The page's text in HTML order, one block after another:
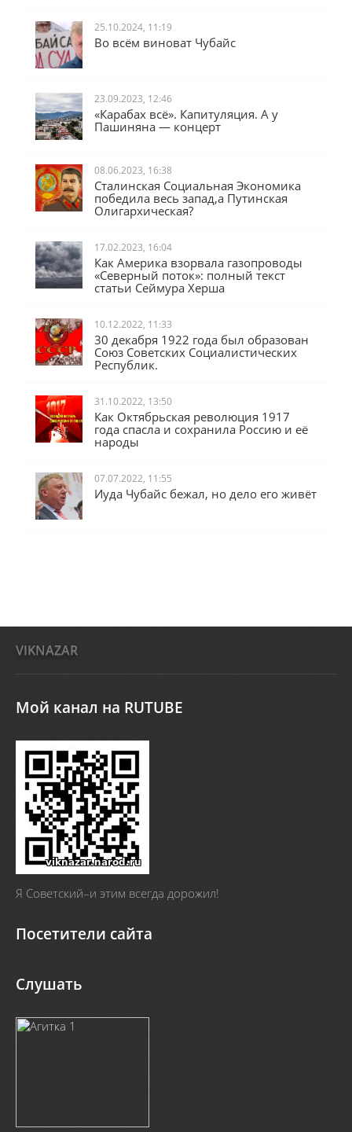
25.10.2024, 11:19
Во всём виноват Чубайс
23.09.2023, 12:46
«Карабах всё». Капитуляция. А у
Пашиняна — концерт
08.06.2023, 16:38
Сталинская Социальная Экономика
победила весь запад,а Путинская
Олигархическая?
17.02.2023, 16:04
Как Америка взорвала газопроводы
«Северный поток»: полный текст
статьи Сеймура Херша
10.12.2022, 11:33
30 декабря 1922 года был образован
Союз Советских Социалистических
Республик.
31.10.2022, 13:50
Как Октябрьская революция 1917
года спасла и сохранила Россию и её
народы
07.07.2022, 11:55
Иуда Чубайс бежал, но дело его живёт
VIKNAZAR
Мой канал на RUTUBE
Я Cоветский–и этим всегда дорожил!
Посетители сайта
Слушать